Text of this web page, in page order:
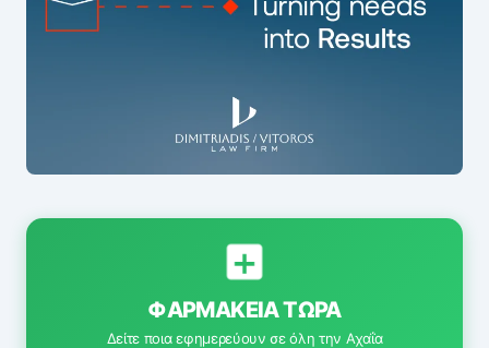
ΦΑΡΜΑΚΕΊΑ ΤΏΡΑ
Δείτε ποια εφημερεύουν σε όλη την Αχαΐα